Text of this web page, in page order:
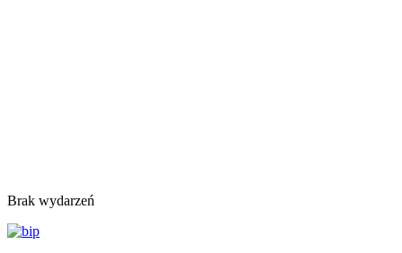
Brak wydarzeń